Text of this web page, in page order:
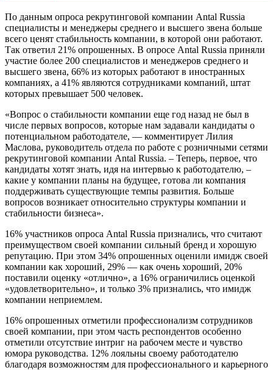
По данным опроса рекрутинговой компании Antal Russia
специалисты и менеджеры среднего и высшего звена больше
всего ценят стабильность компании, в которой они работают.
Так ответил 21% опрошенных. В опросе Antal Russia приняли
участие более 200 специалистов и менеджеров среднего и
высшего звена, 66% из которых работают в иностранных
компаниях, а 41% являются сотрудниками компаний, штат
которых превышает 500 человек.
«Вопрос о стабильности компании еще год назад не был в
числе первых вопросов, которые нам задавали кандидаты о
потенциальном работодателе, — комментирует Лилия
Маслова, руководитель отдела по работе с розничными сетями
рекрутинговой компании Antal Russia. – Теперь, первое, что
кандидаты хотят знать, идя на интервью к работодателю, –
какие у компании планы на будущее, готова ли компания
поддерживать существующие темпы развития. Больше
вопросов возникает относительно структуры компании и
стабильности бизнеса».
16% участников опроса Antal Russia признались, что считают
преимуществом своей компании сильный бренд и хорошую
репутацию. При этом 34% опрошенных оценили имидж своей
компании как хороший, 29% — как очень хороший, 20%
поставили оценку «отлично», а 16% ограничились оценкой
«удовлетворительно», и только 3% признались, что имидж
компании неприемлем.
16% опрошенных отметили профессионализм сотрудников
своей компании, при этом часть респондентов особенно
отметили отсутствие интриг на рабочем месте и чувство
юмора руководства. 12% лояльны своему работодателю
благодаря возможностям для профессионального и карьерного